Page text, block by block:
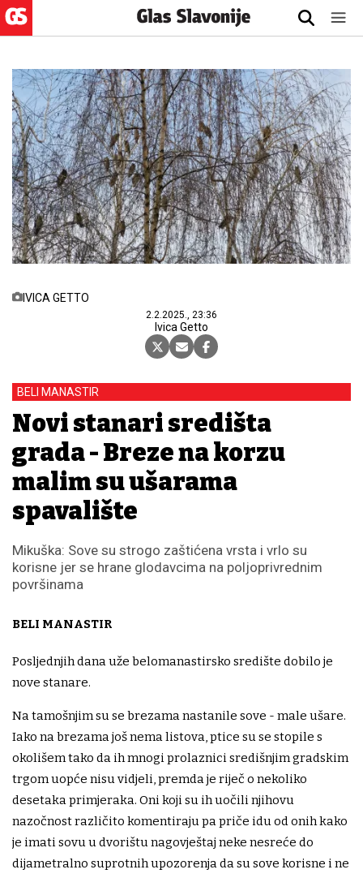
IVICA GETTO
2.2.2025., 23:36
Ivica Getto
BELI MANASTIR
Novi stanari središta
grada - Breze na korzu
malim su ušarama
spavalište
Mikuška: Sove su strogo zaštićena vrsta i vrlo su
korisne jer se hrane glodavcima na poljoprivrednim
površinama
BELI MANASTIR
Posljednjih dana uže belomanastirsko središte dobilo je
nove stanare.
Na tamošnjim su se brezama nastanile sove - male ušare.
Iako na brezama još nema listova, ptice su se stopile s
okolišem tako da ih mnogi prolaznici središnjim gradskim
trgom uopće nisu vidjeli, premda je riječ o nekoliko
desetaka primjeraka. Oni koji su ih uočili njihovu
nazočnost različito komentiraju pa priče idu od onih kako
je imati sovu u dvorištu nagovještaj neke nesreće do
dijametralno suprotnih upozorenja da su sove korisne i ne